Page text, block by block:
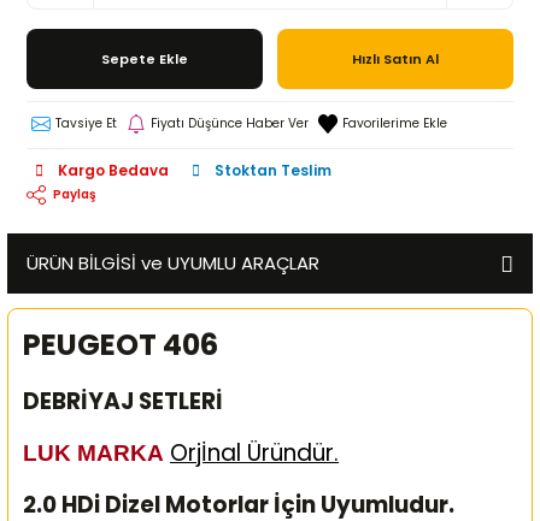
Sepete Ekle Hızlı Satın Al
Tavsiye Et Fiyatı Düşünce Haber Ver
Kargo Bedava Stoktan Teslim
Paylaş
ÜRÜN BİLGİSİ ve UYUMLU ARAÇLAR
PEUGEOT 406
DEBRİYAJ SETLERİ
LUK MARKA Orjİnal Üründür.
2.0 HDi Dizel Motorlar İçin Uyumludur.